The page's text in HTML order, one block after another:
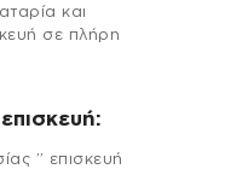
και
σε πλήρη
” επισκευή